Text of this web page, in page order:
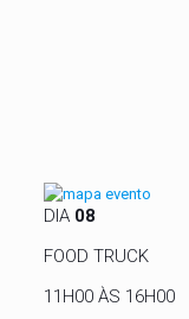
DIA 08
FOOD TRUCK
11H00 ÀS 16H00